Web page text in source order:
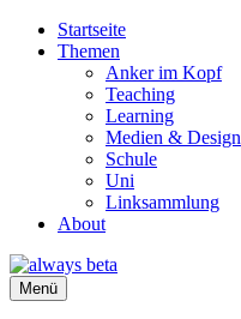
Startseite
Themen
Anker im Kopf
Teaching
Learning
Medien & Design
Schule
Uni
Linksammlung
About
always beta
Ralf Appelt
Menü